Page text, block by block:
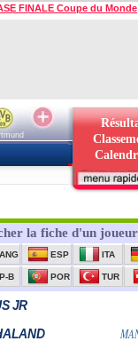
FINALE Coupe du Monde